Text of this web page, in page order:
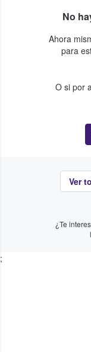
No
Ahora
para
O si por
Ver
¿Te
;